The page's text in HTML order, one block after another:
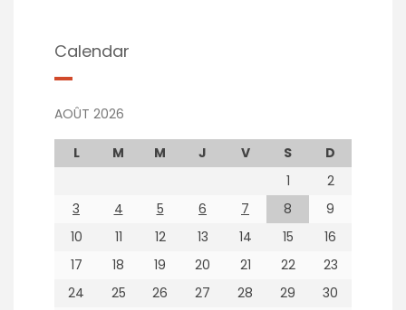
Calendar
AOÛT 2026
L M M J V S
D
1
2
3
4 5 6 7 8
9
10
11 12 13 14 15
16
17
18 19 20 21 22
23
24
25 26 27 28 29
30